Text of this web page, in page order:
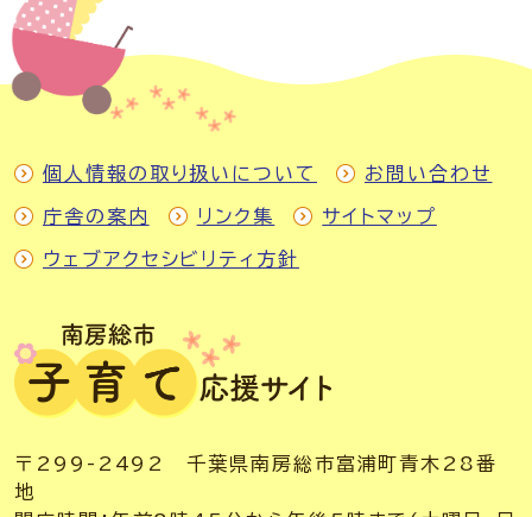
個人情報の取り扱いについて お問い合わせ
庁舎の案内 リンク集 サイトマップ
ウェブアクセシビリティ方針
〒299-2492 千葉県南房総市富浦町青木28番
地